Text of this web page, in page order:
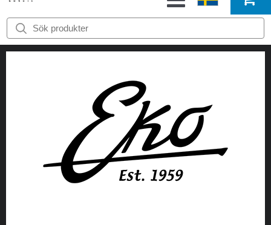
START
VARUMÄRKEN
KONTAKT